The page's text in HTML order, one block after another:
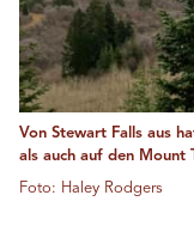
Von Stewart Falls aus
als auch auf den Mount
Foto: Haley Rodgers